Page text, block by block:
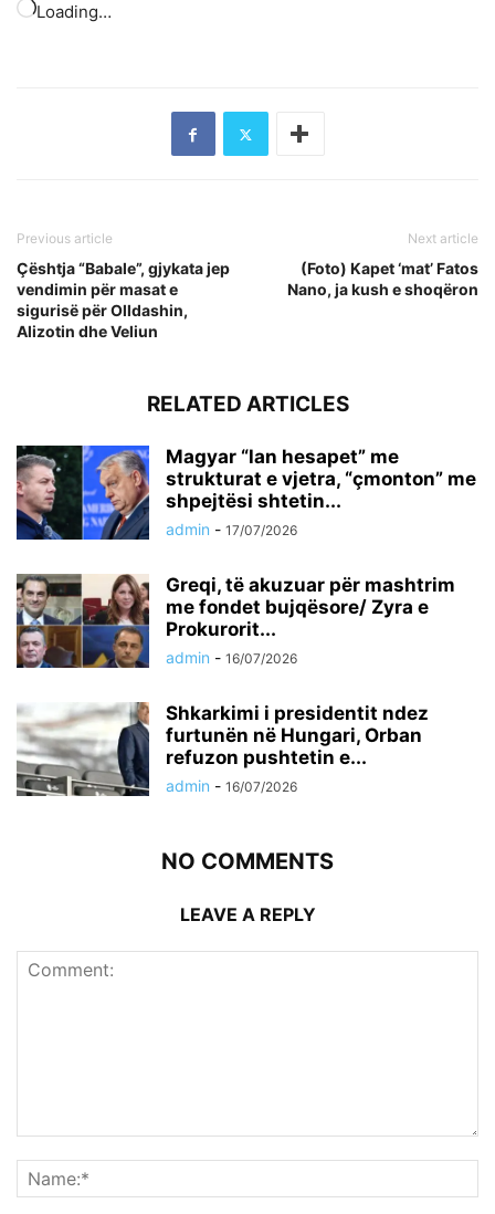
Loading…
Previous article
Çështja “Babale”, gjykata jep
vendimin për masat e
sigurisë për Olldashin,
Alizotin dhe Veliun
Next article
(Foto) Kapet ‘mat’ Fatos
Nano, ja kush e shoqëron
RELATED ARTICLES
Magyar “lan hesapet” me
strukturat e vjetra, “çmonton” me
shpejtësi shtetin...
admin - 17/07/2026
Greqi, të akuzuar për mashtrim
me fondet bujqësore/ Zyra e
Prokurorit...
admin - 16/07/2026
Shkarkimi i presidentit ndez
furtunën në Hungari, Orban
refuzon pushtetin e...
admin - 16/07/2026
NO COMMENTS
LEAVE A REPLY